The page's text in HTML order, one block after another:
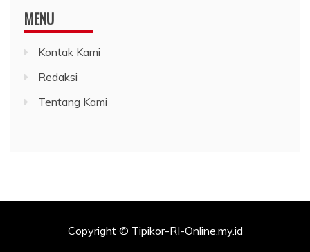
MENU
Kontak Kami
Redaksi
Tentang Kami
Copyright © Tipikor-RI-Online.my.id